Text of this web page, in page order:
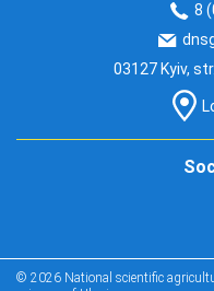
8
03127 Kyiv,
© 2026 National scientific